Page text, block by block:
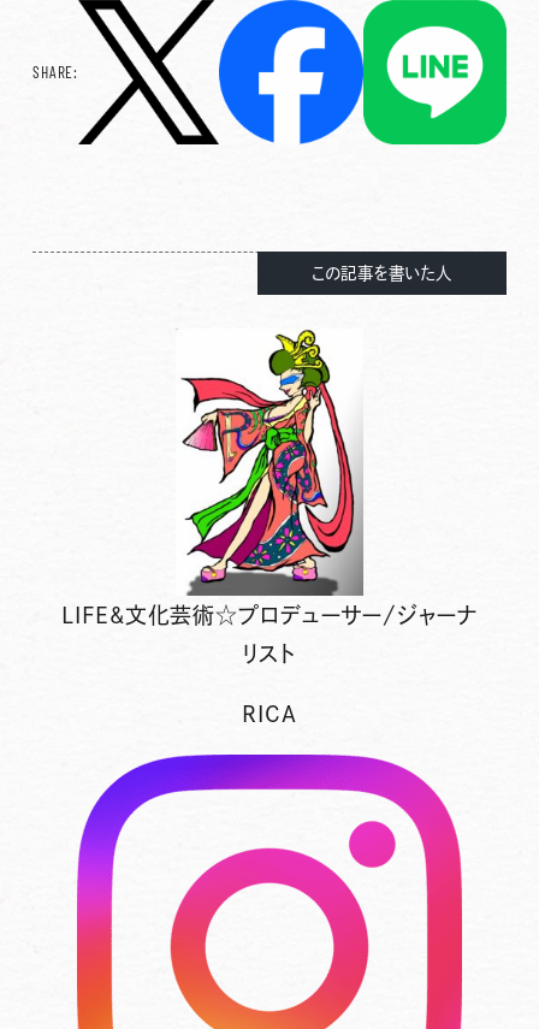
SHARE:
この記事を書いた人
LIFE&文化芸術☆プロデューサー/ジャーナ
リスト
RICA